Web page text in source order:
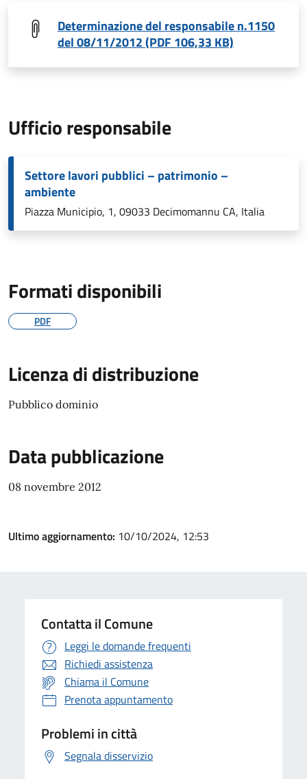
Determinazione del responsabile n.1150
del 08/11/2012 (PDF 106,33 KB)
Ufficio responsabile
Settore lavori pubblici – patrimonio –
ambiente
Piazza Municipio, 1, 09033 Decimomannu CA, Italia
Formati disponibili
PDF
Licenza di distribuzione
Pubblico dominio
Data pubblicazione
08 novembre 2012
Ultimo aggiornamento: 10/10/2024, 12:53
Contatta il Comune
Leggi le domande frequenti
Richiedi assistenza
Chiama il Comune
Prenota appuntamento
Problemi in città
Segnala disservizio